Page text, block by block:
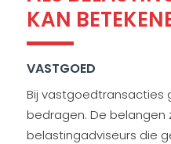
KAN
VASTGOED
Bij vastgoedtransacties
bedragen. De belangen
belastingadviseurs die